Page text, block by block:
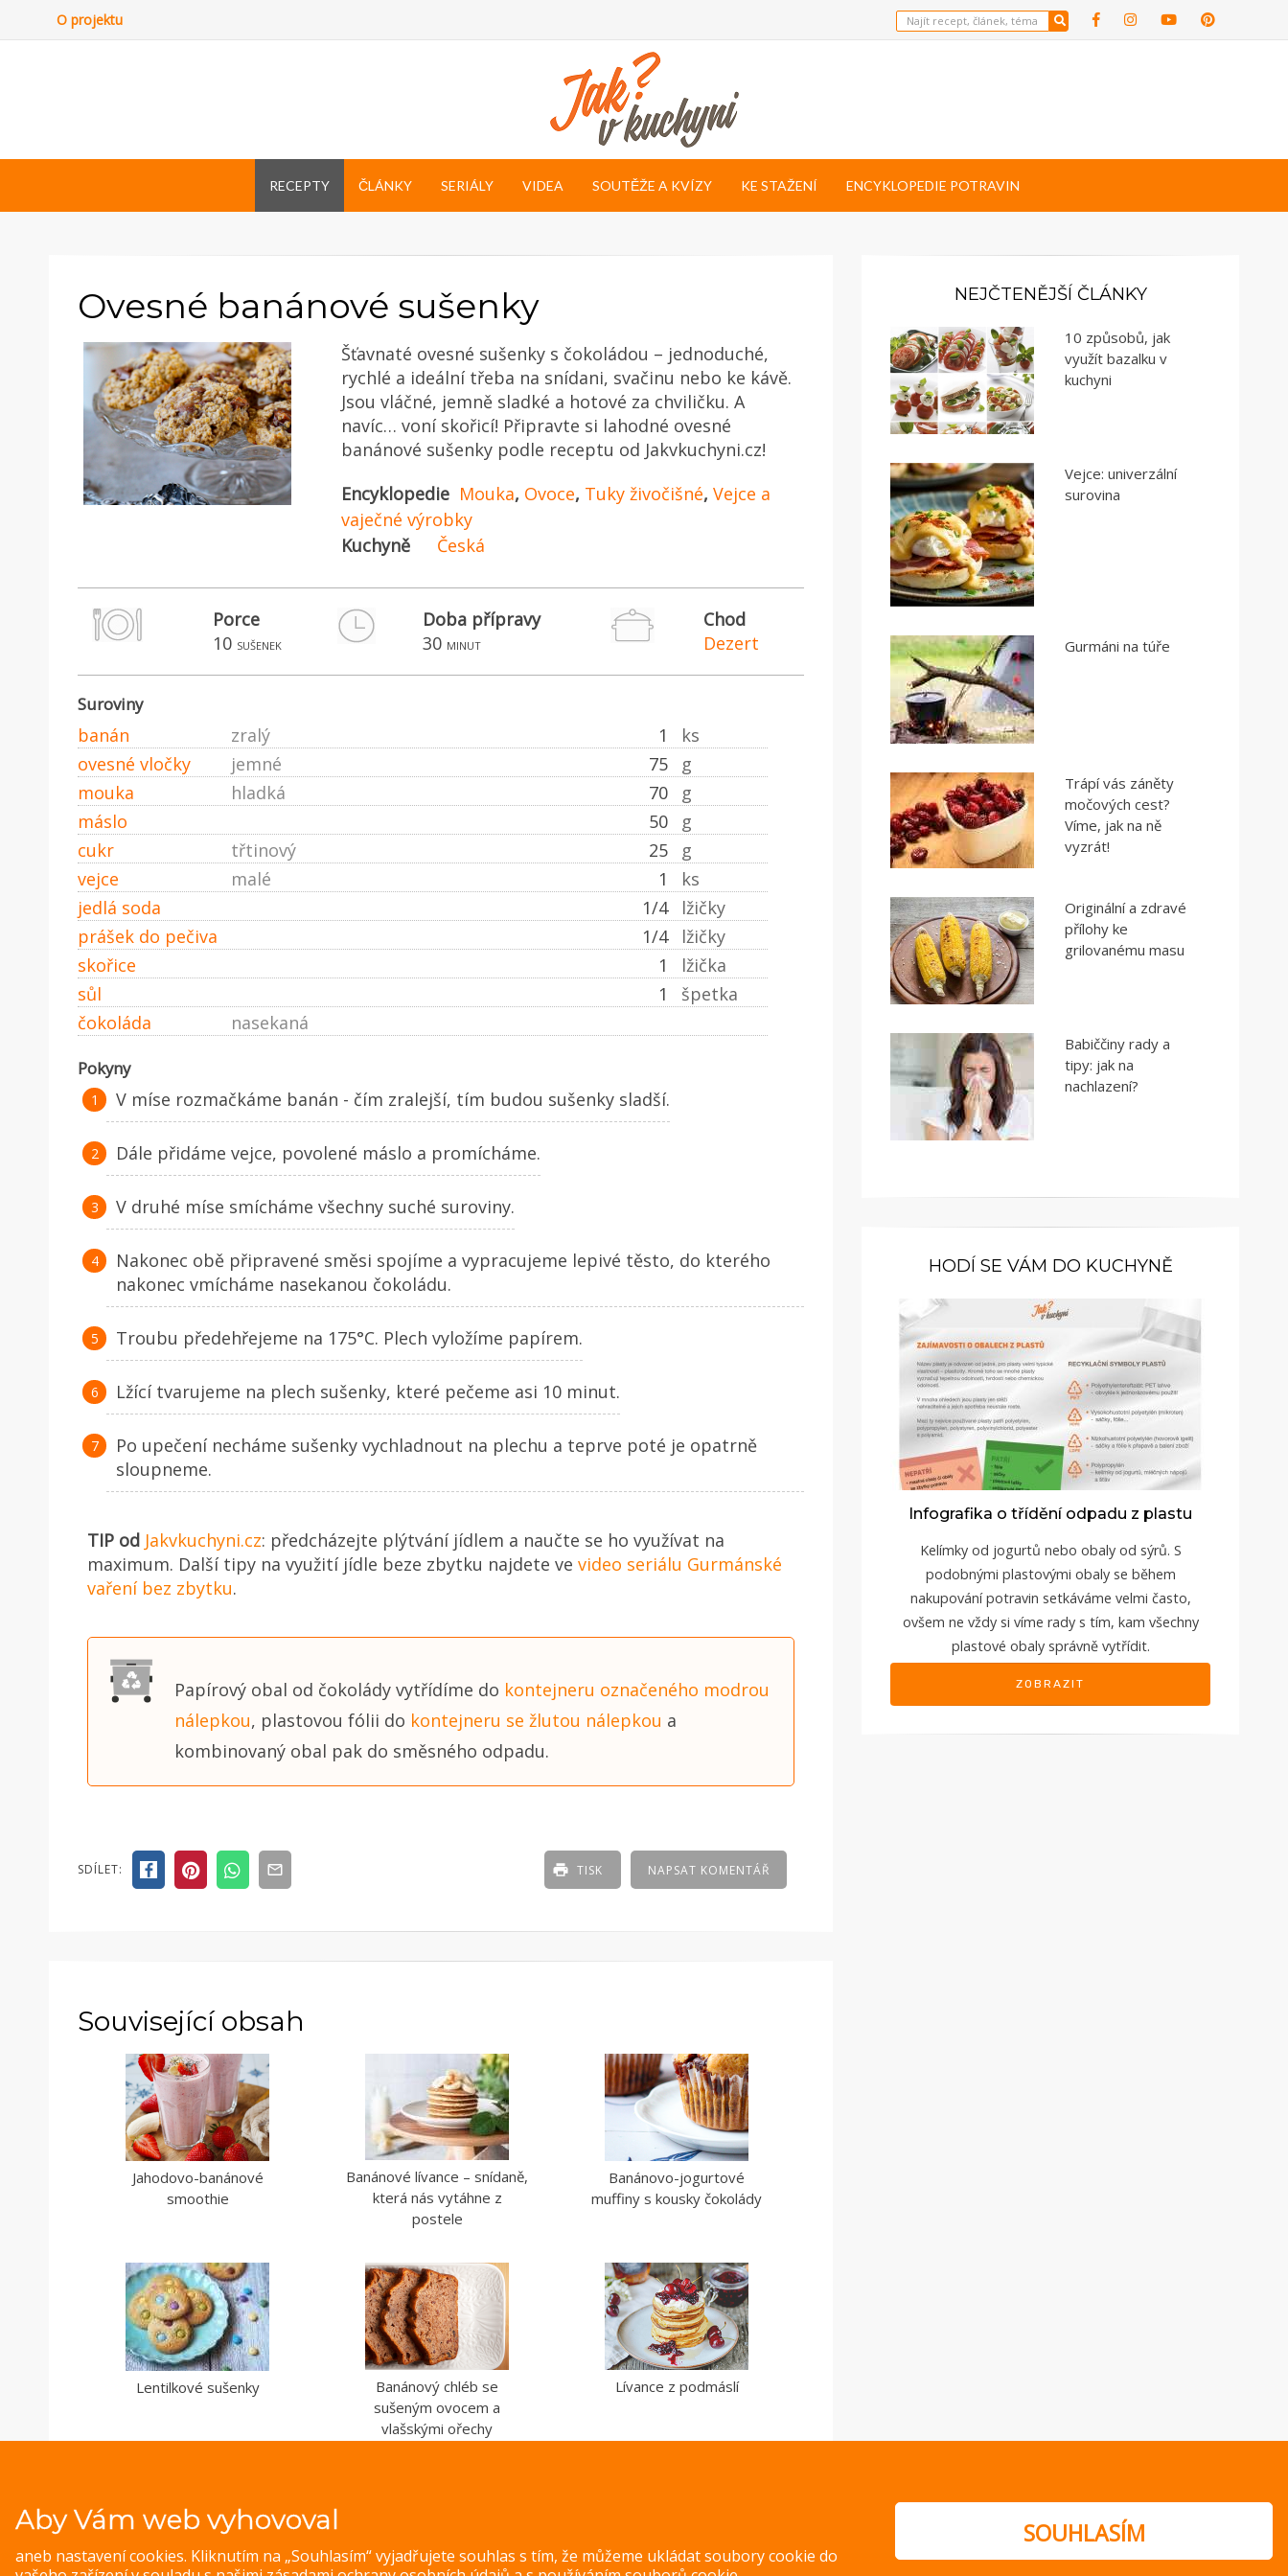
O projektu
RECEPTY ČLÁNKY SERIÁLY VIDEA SOUTĚŽE A KVÍZY KE STAŽENÍ ENCYKLOPEDIE POTRAVIN
Ovesné banánové sušenky
Šťavnaté ovesné sušenky s čokoládou – jednoduché,
rychlé a ideální třeba na snídani, svačinu nebo ke kávě.
Jsou vláčné, jemně sladké a hotové za chviličku. A
navíc… voní skořicí! Připravte si lahodné ovesné
banánové sušenky podle receptu od Jakvkuchyni.cz!
Encyklopedie Mouka, Ovoce, Tuky živočišné, Vejce a
vaječné výrobky
Kuchyně
Česká
Porce
10 sušenek
Doba přípravy
30 minut
Chod
Dezert
Suroviny
banán 1 ks
zralý
ovesné vločky
75 g
jemné
mouka
70 g
hladká
máslo
50
g
cukr
25 g
třtinový
vejce
1 ks
malé
jedlá soda
1/4
lžičky
prášek do pečiva
1/4
lžičky
skořice
1
lžička
sůl
1
špetka
čokoláda
nasekaná
Pokyny
V míse rozmačkáme banán - čím zralejší, tím budou sušenky sladší.
Dále přidáme vejce, povolené máslo a promícháme.
V druhé míse smícháme všechny suché suroviny.
Nakonec obě připravené směsi spojíme a vypracujeme lepivé těsto, do kterého
nakonec vmícháme nasekanou čokoládu.
Troubu předehřejeme na 175°C. Plech vyložíme papírem.
Lžící tvarujeme na plech sušenky, které pečeme asi 10 minut.
Po upečení necháme sušenky vychladnout na plechu a teprve poté je opatrně
sloupneme.
TIP od Jakvkuchyni.cz: předcházejte plýtvání jídlem a naučte se ho využívat na
maximum. Další tipy na využití jídle beze zbytku najdete ve video seriálu Gurmánské
vaření bez zbytku.
Papírový obal od čokolády vytřídíme do kontejneru označeného modrou
nálepkou, plastovou fólii do kontejneru se žlutou nálepkou a
kombinovaný obal pak do směsného odpadu.
SDÍLET: NAPSAT KOMENTÁŘ
TISK
Související obsah
Jahodovo-banánové
smoothie
Banánové lívance – snídaně,
která nás vytáhne z
postele
Banánovo-jogurtové
muffiny s kousky čokolády
Lentilkové sušenky
Banánový chléb se
sušeným ovocem a
vlašskými ořechy
Lívance z podmáslí
NEJČTENĚJŠÍ ČLÁNKY
10 způsobů, jak
využít bazalku v
kuchyni
Vejce: univerzální
surovina
Gurmáni na túře
Trápí vás záněty
močových cest?
Víme, jak na ně
vyzrát!
Originální a zdravé
přílohy ke
grilovanému masu
Babiččiny rady a
tipy: jak na
nachlazení?
HODÍ SE VÁM DO KUCHYNĚ
Infografika o třídění odpadu z plastu
Kelímky od jogurtů nebo obaly od sýrů. S
podobnými plastovými obaly se během
nakupování potravin setkáváme velmi často,
ovšem ne vždy si víme rady s tím, kam všechny
plastové obaly správně vytřídit.
ZOBRAZIT
Aby Vám web vyhovoval
aneb nastavení cookies. Kliknutím na „Souhlasím“ vyjadřujete souhlas s tím, že můžeme ukládat soubory cookie do
SOUHLASÍM